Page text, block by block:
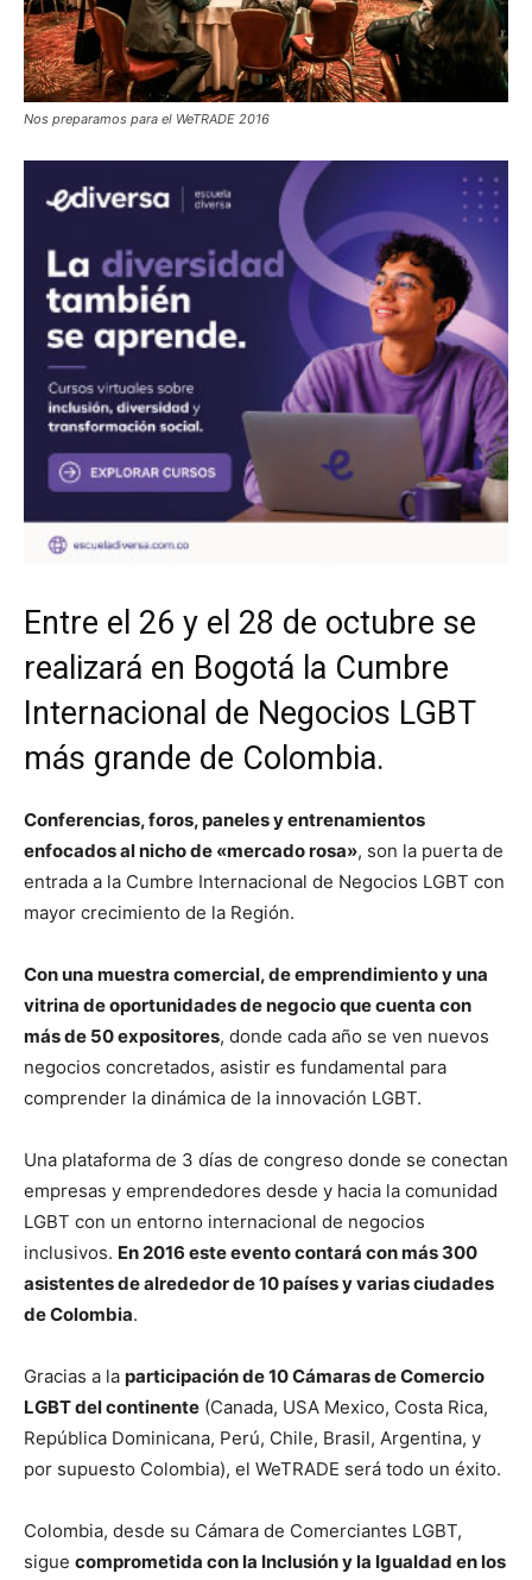
Nos preparamos para el WeTRADE 2016
Entre el 26 y el 28 de octubre se
realizará en Bogotá la Cumbre
Internacional de Negocios LGBT
más grande de Colombia.
Conferencias, foros, paneles y entrenamientos
enfocados al nicho de «mercado rosa», son la puerta de
entrada a la Cumbre Internacional de Negocios LGBT con
mayor crecimiento de la Región.
Con una muestra comercial, de emprendimiento y una
vitrina de oportunidades de negocio que cuenta con
más de 50 expositores, donde cada año se ven nuevos
negocios concretados, asistir es fundamental para
comprender la dinámica de la innovación LGBT.
Una plataforma de 3 días de congreso donde se conectan
empresas y emprendedores desde y hacia la comunidad
LGBT con un entorno internacional de negocios
inclusivos. En 2016 este evento contará con más 300
asistentes de alrededor de 10 países y varias ciudades
de Colombia.
Gracias a la participación de 10 Cámaras de Comercio
LGBT del continente (Canada, USA Mexico, Costa Rica,
República Dominicana, Perú, Chile, Brasil, Argentina, y
por supuesto Colombia), el WeTRADE será todo un éxito.
Colombia, desde su Cámara de Comerciantes LGBT,
sigue comprometida con la Inclusión y la Igualdad en los